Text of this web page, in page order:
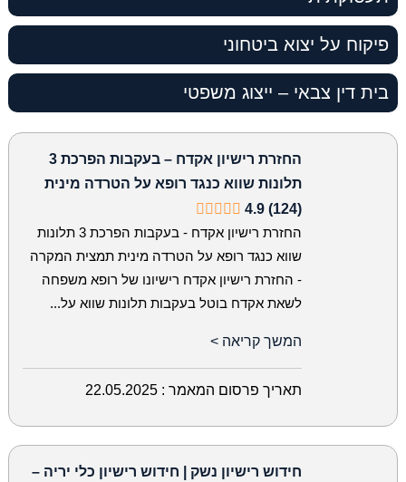
פיקוח על יצוא ביטחוני
בית דין צבאי – ייצוג משפטי
החזרת רישיון אקדח – בעקבות הפרכת 3
תלונות שווא כנגד רופא על הטרדה מינית
4.9 (124)
החזרת רישיון אקדח - בעקבות הפרכת 3 תלונות
שווא כנגד רופא על הטרדה מינית תמצית המקרה
- החזרת רישיון אקדח רישיונו של רופא משפחה
לשאת אקדח בוטל בעקבות תלונות שווא על...
המשך קריאה >
תאריך פרסום המאמר : 22.05.2025
חידוש רישיון נשק | חידוש רישיון כלי יריה –